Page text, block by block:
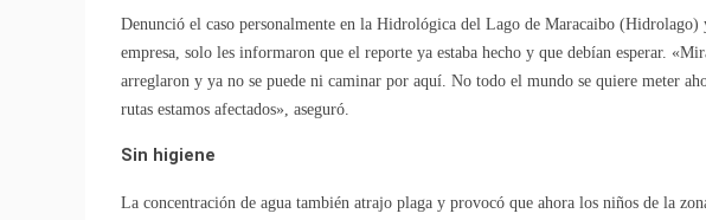
Denunció el caso personalmente en la Hidrológica del Lago de Maracaibo (Hidrolago)
empresa, solo les informaron que el reporte ya estaba hecho y que debían esperar.
arreglaron y ya no se puede ni caminar por aquí. No todo el mundo se quiere meter
rutas estamos afectados», aseguró.
Sin higiene
La concentración de agua también atrajo plaga y provocó que ahora los niños de la